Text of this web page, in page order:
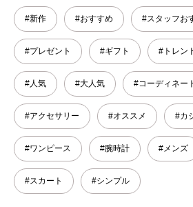
#新作 #おすすめ #スタッフお
#プレゼント #ギフト #トレン
#人気 #大人気 #コーディネー
#アクセサリー #オススメ #カ
#ワンピース #腕時計 #メンズ
#スカート #シンプル